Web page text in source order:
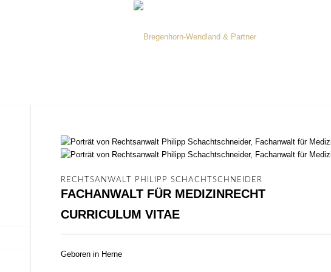
RECHTSANWALT PHILIPP SCHACHTSCHNEIDER
FACHANWALT FÜR MEDIZINRECHT
CURRICULUM VITAE
Geboren in Herne